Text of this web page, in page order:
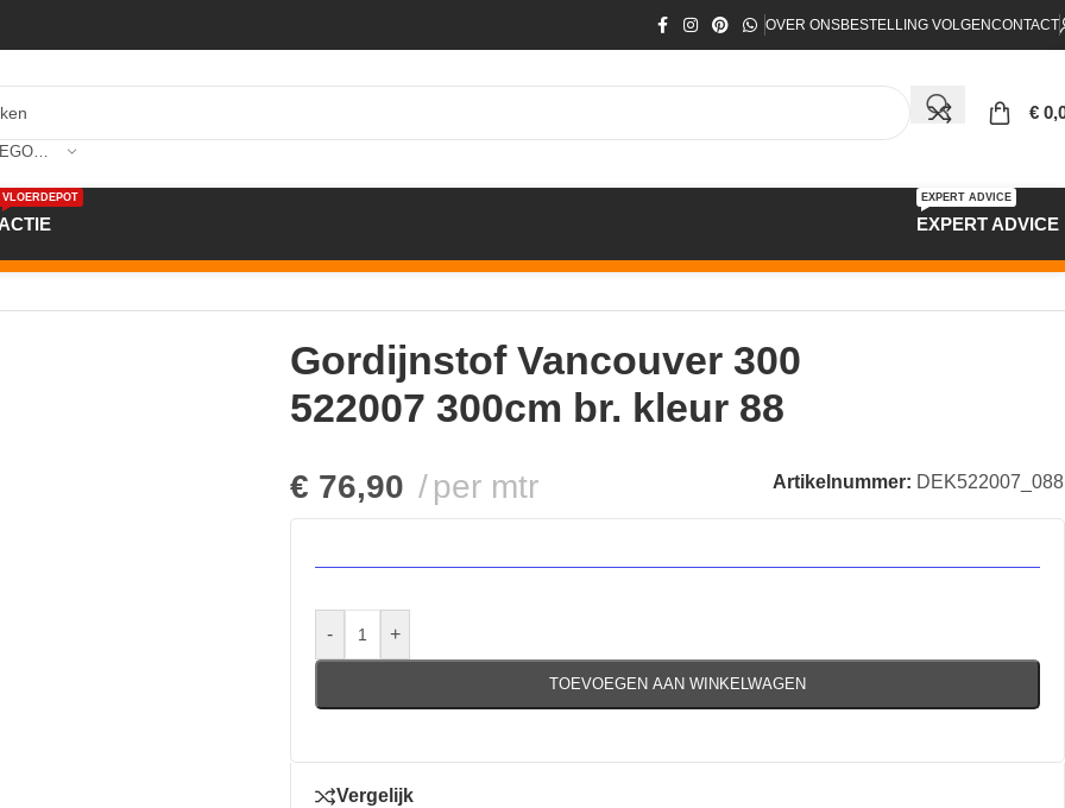
OVER ONSBESTELLING VOLGENCONTACT
€
VLOERDEPOT
EXPERT ADVICE
EXPERT ADVICE
522007 300cm br. kleur 88
Gordijnstof Vancouver 300
522007 300cm br. kleur 88
€ 76,90 per mtr Artikelnummer: DEK522007_088
- +
TOEVOEGEN AAN WINKELWAGEN
Vergelijk